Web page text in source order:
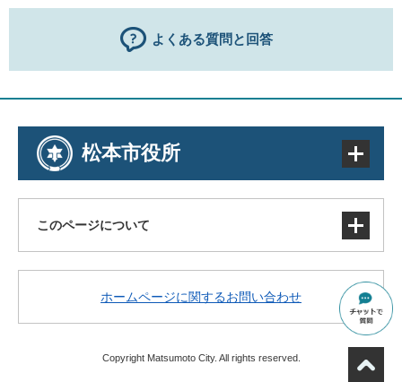
よくある質問と回答
松本市役所
このページについて
著作権・免責事項・リンク
アクセシビリティ
ホームページに関するお問い合わせ
Copyright Matsumoto City. All rights reserved.